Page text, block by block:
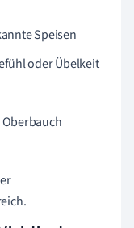
Speisen
oder Übelkeit